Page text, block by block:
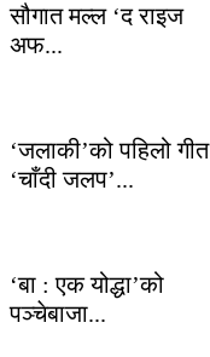
सौगात मल्ल ‘द राइज
अफ...
‘जलाकी’को पहिलो गीत
‘चाँदी जलप’...
‘बा : एक योद्धा’को
पञ्चेबाजा...